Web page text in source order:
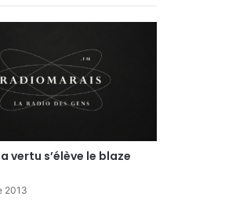
vertu s’élève le blaze
2013